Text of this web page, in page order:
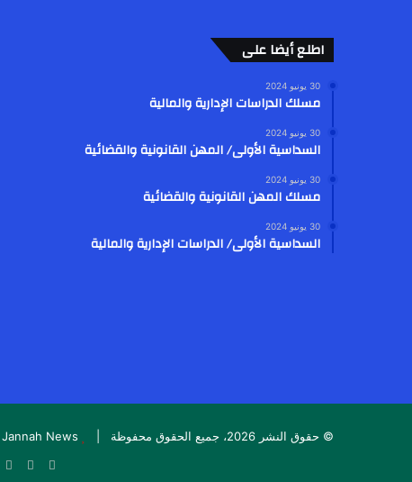
اطلع أيضا على
30 يونيو 2024
مسلك الدراسات الإدارية والمالية
30 يونيو 2024
السداسية الأولى/ المهن القانونية والقضائية
30 يونيو 2024
مسلك المهن القانونية والقضائية
30 يونيو 2024
السداسية الأولى/ الدراسات الإدارية والمالية
© حقوق النشر 2026، جميع الحقوق محفوظة | Jannah News الثيم (المظهر) تم تصميمه من قِبل TieLabs
فيسبوك